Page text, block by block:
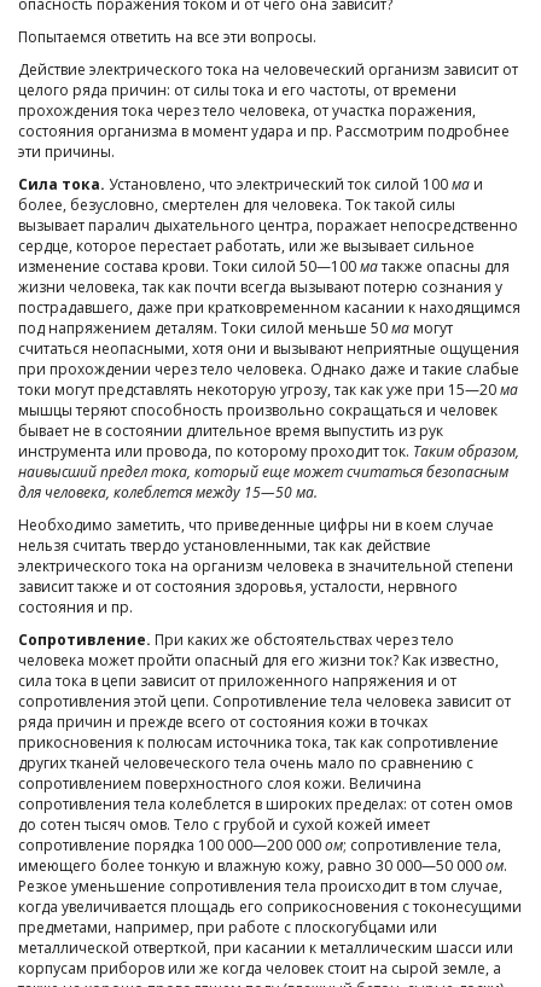
опасность поражения током и от чего она зависит?
Попытаемся ответить на все эти вопросы.
Действие электрического тока на человеческий организм зависит от
целого ряда причин: от силы тока и его частоты, от времени
прохождения тока через тело человека, от участка поражения,
состояния организма в момент удара и пр. Рассмотрим подробнее
эти причины.
Сила тока. Установлено, что электрический ток силой 100ма и
более, безусловно, смертелен для человека. Ток такой силы
вызывает паралич дыхательного центра, поражает непосредственно
сердце, которое перестает работать, или же вызывает сильное
изменение состава крови. Токи силой 50—100матакже опасны для
жизни человека, так как почти всегда вызывают потерю сознания у
пострадавшего, даже при кратковременном касании к находящимся
под напряжением деталям. Токи силой меньше 50ма могут
считаться неопасными, хотя они и вызывают неприятные ощущения
при прохождении через тело человека. Однако даже и такие слабые
токи могут представлять некоторую угрозу, так как уже при 15—20ма
мышцы теряют способность произвольно сокращаться и человек
бывает не в состоянии длительное время выпустить из рук
инструмента или провода, по которому проходит ток. Таким образом,
наивысший предел тока, который еще может считаться безопасным
для человека, колеблется между 15—50 ма.
Необходимо заметить, что приведенные цифры ни в коем случае
нельзя считать твердо установленными, так как действие
электрического тока на организм человека в значительной степени
зависит также и от состояния здоровья, усталости, нервного
состояния и пр.
Сопротивление. При каких же обстоятельствах через тело
человека может пройти опасный для его жизни ток? Как известно,
сила тока в цепи зависит от приложенного напряжения и от
сопротивления этой цепи. Сопротивление тела человека зависит от
ряда причин и прежде всего от состояния кожи в точках
прикосновения к полюсам источника тока, так как сопротивление
других тканей человеческого тела очень мало по сравнению с
сопротивлением поверхностного слоя кожи. Величина
сопротивления тела колеблется в широких пределах: от сотен омов
до сотен тысяч омов. Тело с грубой и сухой кожей имеет
сопротивление порядка 100 000—200 000ом; сопротивление тела,
имеющего более тонкую и влажную кожу, равно 30 000—50 000ом.
Резкое уменьшение сопротивления тела происходит в том случае,
когда увеличивается площадь его соприкосновения с токонесущими
предметами, например, при работе с плоскогубцами или
металлической отверткой, при касании к металлическим шасси или
корпусам приборов или же когда человек стоит на сырой земле, а